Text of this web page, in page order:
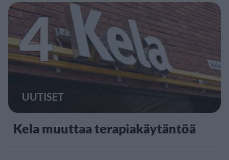
4
UUTISET
Kela muuttaa terapiakäytäntöä